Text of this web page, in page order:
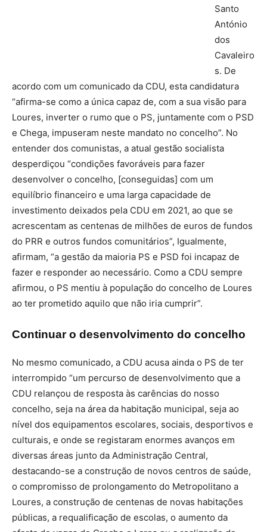
Santo
António
dos
Cavaleiro
s. De
acordo com um comunicado da CDU, esta candidatura
“afirma-se como a única capaz de, com a sua visão para
Loures, inverter o rumo que o PS, juntamente com o PSD
e Chega, impuseram neste mandato no concelho”. No
entender dos comunistas, a atual gestão socialista
desperdiçou “condições favoráveis para fazer
desenvolver o concelho, [conseguidas] com um
equilíbrio financeiro e uma larga capacidade de
investimento deixados pela CDU em 2021, ao que se
acrescentam as centenas de milhões de euros de fundos
do PRR e outros fundos comunitários”, Igualmente,
afirmam, “a gestão da maioria PS e PSD foi incapaz de
fazer e responder ao necessário. Como a CDU sempre
afirmou, o PS mentiu à população do concelho de Loures
ao ter prometido aquilo que não iria cumprir”.
Continuar o desenvolvimento do concelho
No mesmo comunicado, a CDU acusa ainda o PS de ter
interrompido “um percurso de desenvolvimento que a
CDU relançou de resposta às carências do nosso
concelho, seja na área da habitação municipal, seja ao
nível dos equipamentos escolares, sociais, desportivos e
culturais, e onde se registaram enormes avanços em
diversas áreas junto da Administração Central,
destacando-se a construção de novos centros de saúde,
o compromisso de prolongamento do Metropolitano a
Loures, a construção de centenas de novas habitações
públicas, a requalificação de escolas, o aumento da